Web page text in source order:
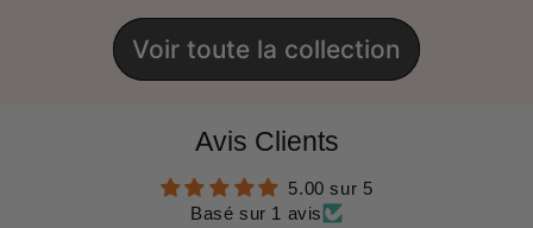
Voir toute la collection
Avis Clients
5.00 sur 5
Basé sur 1 avis